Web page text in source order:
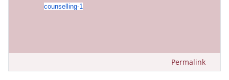
counselling-1
Permalink